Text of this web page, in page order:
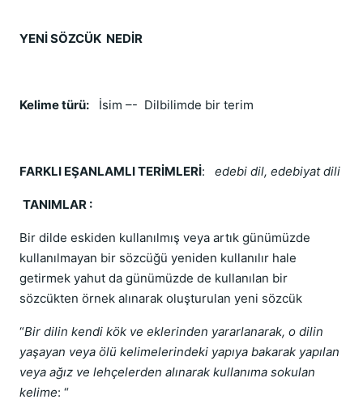
YENİ SÖZCÜK NEDİR
Kelime türü: İsim –- Dilbilimde bir terim
FARKLI EŞANLAMLI TERİMLERİ: edebi dil, edebiyat dili
TANIMLAR :
Bir dilde eskiden kullanılmış veya artık günümüzde
kullanılmayan bir sözcüğü yeniden kullanılır hale
getirmek yahut da günümüzde de kullanılan bir
sözcükten örnek alınarak oluşturulan yeni sözcük
“Bir dilin kendi kök ve eklerinden yararlanarak, o dilin
yaşayan veya ölü kelimelerindeki yapıya bakarak yapılan
veya ağız ve lehçelerden alınarak kullanıma sokulan
kelime: “